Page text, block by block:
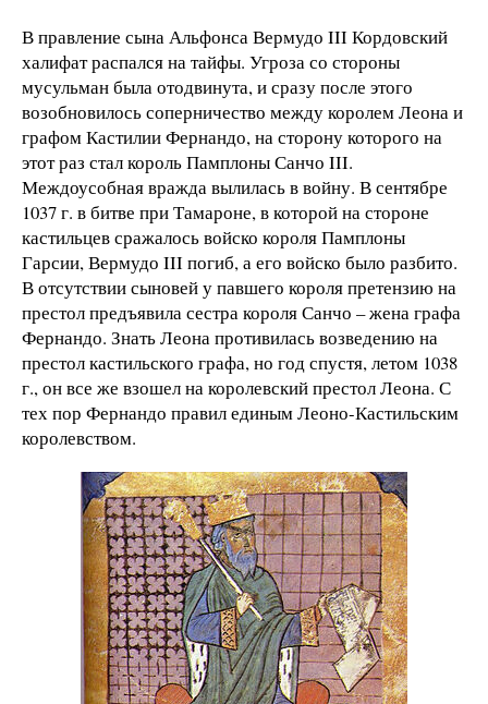
В правление сына Альфонса Вермудо III Кордовский
халифат распался на тайфы. Угроза со стороны
мусульман была отодвинута, и сразу после этого
возобновилось соперничество между королем Леона и
графом Кастилии Фернандо, на сторону которого на
этот раз стал король Памплоны Санчо III.
Междоусобная вражда вылилась в войну. В сентябре
1037 г. в битве при Тамароне, в которой на стороне
кастильцев сражалось войско короля Памплоны
Гарсии, Вермудо III погиб, а его войско было разбито.
В отсутствии сыновей у павшего короля претензию на
престол предъявила сестра короля Санчо – жена графа
Фернандо. Знать Леона противилась возведению на
престол кастильского графа, но год спустя, летом 1038
г., он все же взошел на королевский престол Леона. С
тех пор Фернандо правил единым Леоно-Кастильским
королевством.